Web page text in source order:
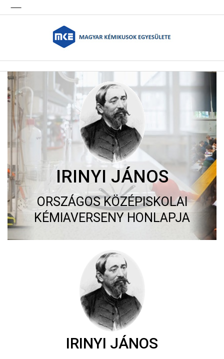
IRINYI JÁNOS
ORSZÁGOS KÖZÉPISKOLAI
KÉMIAVERSENY HONLAPJA
IRINYI JÁNOS